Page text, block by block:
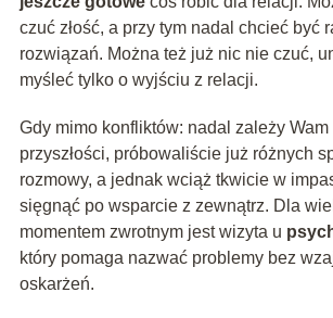
czuć złość, a przy tym nadal chcieć być
rozwiązań. Można też już nic nie czuć,
myśleć tylko o wyjściu z relacji.
Gdy mimo konfliktów: nadal zależy
przyszłości, próbowaliście już różnych
rozmowy, a jednak wciąż tkwicie w
sięgnąć po wsparcie z zewnątrz. Dla
momentem zwrotnym jest wizyta u
który pomaga nazwać problemy bez
oskarżeń.